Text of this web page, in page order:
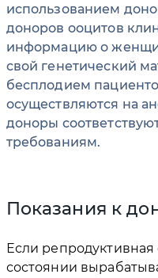
использованием
доноров ооцитов
информацию о
свой генетический
бесплодием
осуществляются на
доноры
требованиям.
Показания к
Если
состоянии